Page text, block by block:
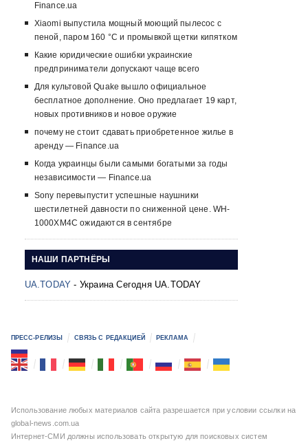
Finance.ua
Xiaomi выпустила мощный моющий пылесос с
пеной, паром 160 °C и промывкой щетки кипятком
Какие юридические ошибки украинские
предприниматели допускают чаще всего
Для культовой Quake вышло официальное
бесплатное дополнение. Оно предлагает 19 карт,
новых противников и новое оружие
почему не стоит сдавать приобретенное жилье в
аренду — Finance.ua
Когда украинцы были самыми богатыми за годы
независимости — Finance.ua
Sony перевыпустит успешные наушники
шестилетней давности по сниженной цене. WH-
1000XM4C ожидаются в сентябре
НАШИ ПАРТНЁРЫ
UA.TODAY - Украина Сегодня UA.TODAY
ПРЕСС-РЕЛИЗЫ СВЯЗЬ С РЕДАКЦИЕЙ РЕКЛАМА
Использование любых материалов сайта разрешается при условии ссылки на
global-news.com.ua
Интернет-СМИ должны использовать открытую для поисковых систем